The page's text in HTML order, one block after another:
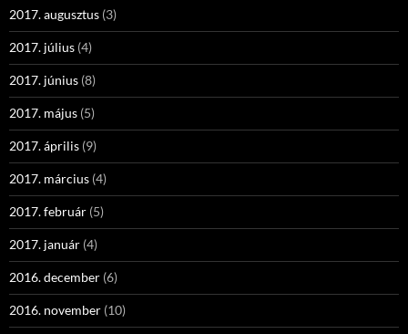
2017. augusztus (3)
2017. július (4)
2017. június (8)
2017. május (5)
2017. április (9)
2017. március (4)
2017. február (5)
2017. január (4)
2016. december (6)
2016. november (10)